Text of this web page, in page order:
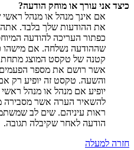
כיצד אני עורך או מוחק הודעה?
אם אינך מנהל או מנהל
את ההודעות שלך בלבד. אתה
כפתור העריכה להודעה
שההודעה נשלחה. אם מישהו
קטנה של טקסט המוצג מתחת
אשר רושם את מספר
והשעה. טקסט זה יופיע רק
יופיע אם מנהל או מנהל
להשאיר הערה אשר מסבירה
ראות עיניהם. שים לב
הודעה לאחר שקיבלה תגובה.
חזרה למעלה